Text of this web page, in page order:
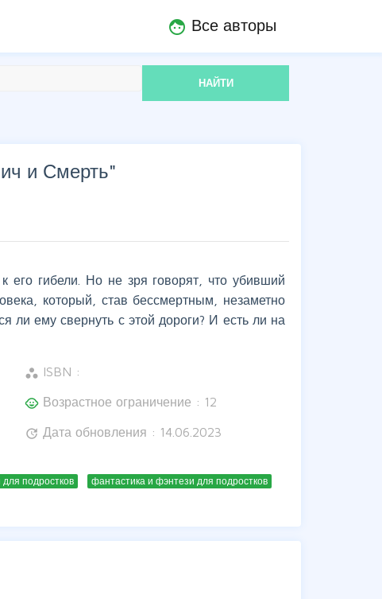
face Все авторы
НАЙТИ
и Смерть"
гибели. Но не зря говорят, что убивший
который, став бессмертным, незаметно
ли ему свернуть с этой дороги? И есть ли на
workspaces ISBN :
child_careВозрастное ограничение : 12
update Дата обновления : 14.06.2023
для подростков фантастика и фэнтези для подростков